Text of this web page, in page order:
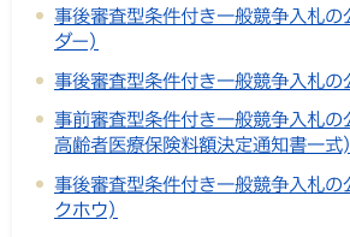
事後審査型条件付き一般競争入札の
ダー)
事後審査型条件付き一般競争入札の
事前審査型条件付き一般競争入札
高齢者医療保険料額決定通知書一式)
事後審査型条件付き一般競争入札の
クホウ)